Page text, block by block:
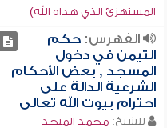
المستهزئ الذي هداه الله)
الفهرس:حكم
التيمن في دخول
المسجد , بعض الأحكام
الشرعية الدالة على
احترام بيوت الله تعالى
للشيخ: محمد المنجد